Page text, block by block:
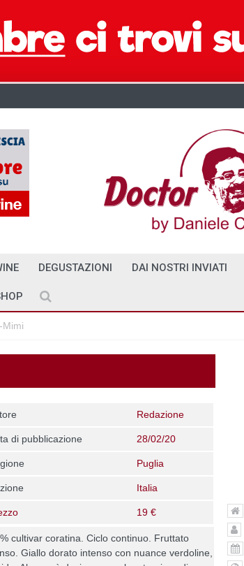
DEGUSTAZIONI DAI NOSTRI INVIATI
Mimi
Redazione
di pubblicazione 28/02/20
Puglia
Italia
19 €
cultivar coratina. Ciclo continuo. Fruttato
Giallo dorato intenso con nuance verdoline,